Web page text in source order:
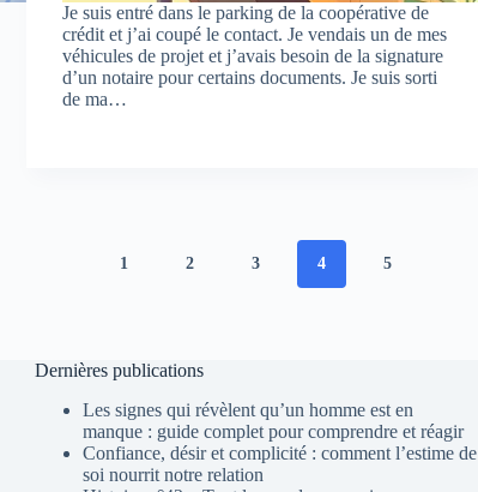
Je suis entré dans le parking de la coopérative de
crédit et j’ai coupé le contact. Je vendais un de mes
véhicules de projet et j’avais besoin de la signature
d’un notaire pour certains documents. Je suis sorti
de ma…
1 2 3 4 5
Dernières publications
Les signes qui révèlent qu’un homme est en
manque : guide complet pour comprendre et réagir
Confiance, désir et complicité : comment l’estime de
soi nourrit notre relation